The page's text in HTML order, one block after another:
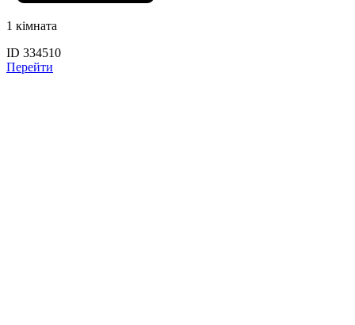
1 кімната
ID 334510
Перейти